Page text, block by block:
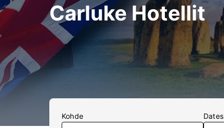
Carluke Hotellit
Kohde Dates